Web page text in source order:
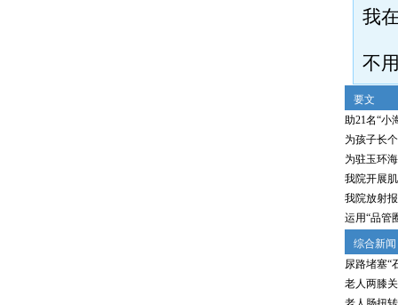
我
不
要文
助21名“小
为孩子长
为驻玉环
我院开展
我院放射
运用“品管
综合新闻
尿路堵塞“
老人两膝